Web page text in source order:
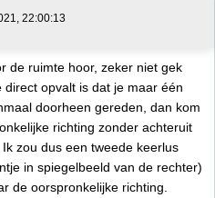
22:00:13
de ruimte hoor, zeker niet gek
opvalt is dat je maar één
doorheen gereden, dan kom
richting zonder achteruit
zou dus een tweede keerlus
in spiegelbeeld van de rechter)
de oorspronkelijke richting.